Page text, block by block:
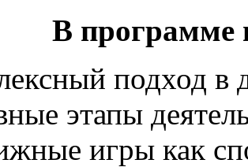
В программе
подход в
этапы
игры как